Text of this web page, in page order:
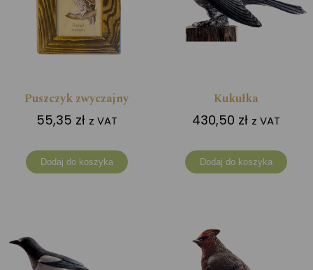
Puszczyk zwyczajny
55,35 zł z VAT
Dodaj do koszyka
Kukułka
430,50 zł z VAT
Dodaj do koszyka